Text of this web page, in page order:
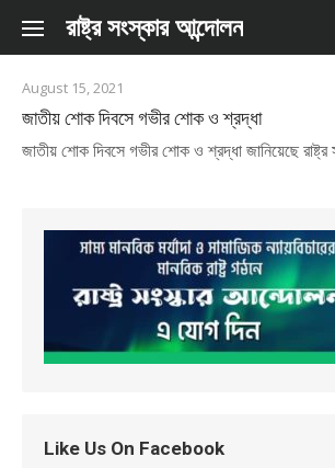
Skip to content
রাষ্ট্র সংস্কার আন্দোলন
August 15, 2021
জাতীয় শোক দিবসে গভীর শোক ও শ্রদ্ধা
জাতীয় শোক দিবসে গভীর শোক ও শ্রদ্ধা জানিয়েছে
Like Us On Facebook